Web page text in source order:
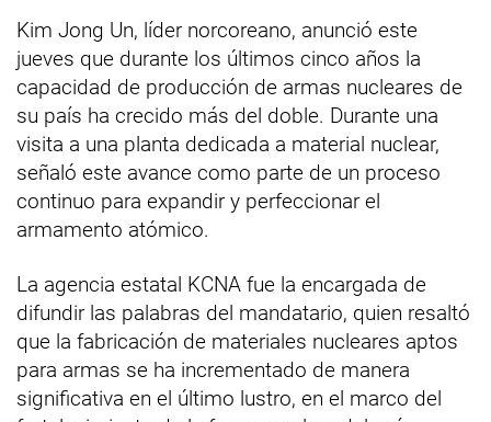
Kim Jong Un, líder norcoreano, anunció este
jueves que durante los últimos cinco años la
capacidad de producción de armas nucleares de
su país ha crecido más del doble. Durante una
visita a una planta dedicada a material nuclear,
señaló este avance como parte de un proceso
continuo para expandir y perfeccionar el
armamento atómico.
La agencia estatal KCNA fue la encargada de
difundir las palabras del mandatario, quien resaltó
que la fabricación de materiales nucleares aptos
para armas se ha incrementado de manera
significativa en el último lustro, en el marco del